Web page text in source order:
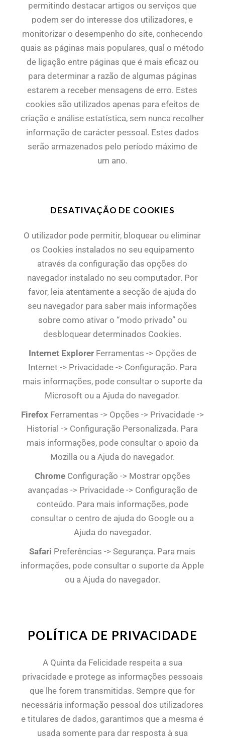
permitindo destacar artigos ou serviços que
podem ser do interesse dos utilizadores, e
monitorizar o desempenho do site, conhecendo
quais as páginas mais populares, qual o método
de ligação entre páginas que é mais eficaz ou
para determinar a razão de algumas páginas
estarem a receber mensagens de erro. Estes
cookies são utilizados apenas para efeitos de
criação e análise estatística, sem nunca recolher
informação de carácter pessoal. Estes dados
serão armazenados pelo período máximo de
um ano.
DESATIVAÇÃO DE COOKIES
O utilizador pode permitir, bloquear ou eliminar
os Cookies instalados no seu equipamento
através da configuração das opções do
navegador instalado no seu computador. Por
favor, leia atentamente a secção de ajuda do
seu navegador para saber mais informações
sobre como ativar o “modo privado” ou
desbloquear determinados Cookies.
Internet ExplorerFerramentas -> Opções de
Internet -> Privacidade -> Configuração. Para
mais informações, pode consultar o suporte da
Microsoft ou a Ajuda do navegador.
FirefoxFerramentas -> Opções -> Privacidade ->
Historial -> Configuração Personalizada. Para
mais informações, pode consultar o apoio da
Mozilla ou a Ajuda do navegador.
ChromeConfiguração -> Mostrar opções
avançadas -> Privacidade -> Configuração de
conteúdo. Para mais informações, pode
consultar o centro de ajuda do Google ou a
Ajuda do navegador.
Safari Preferências -> Segurança. Para mais
informações, pode consultar o suporte da Apple
ou a Ajuda do navegador.
POLÍTICA DE PRIVACIDADE
A Quinta da Felicidade respeita a sua
privacidade e protege as informações pessoais
que lhe forem transmitidas. Sempre que for
necessária informação pessoal dos utilizadores
e titulares de dados, garantimos que a mesma é
usada somente para dar resposta à sua